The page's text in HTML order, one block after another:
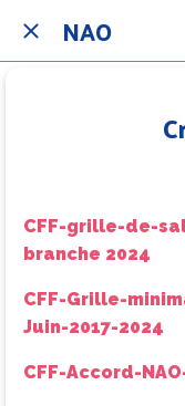
NAO
CFF-grille-de-
branche 2024
CFF-Grille-
Juin-2017-2024
CFF-Accord-